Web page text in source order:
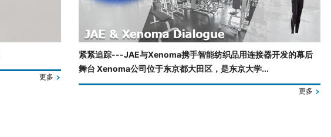
更多
紧紧追踪---JAE与Xenoma携手智能纺织品用连接器开发的幕后
舞台 Xenoma公司位于东京都大田区，是东京大学...
更多